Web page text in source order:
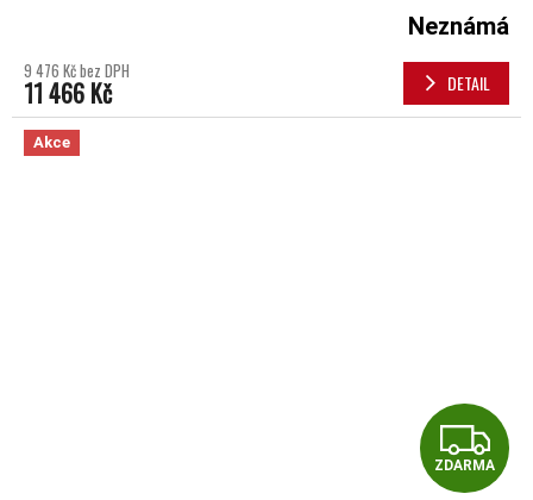
Neznámá
9 476 Kč bez DPH
11 466 Kč DETAIL
Akce
ZDARMA